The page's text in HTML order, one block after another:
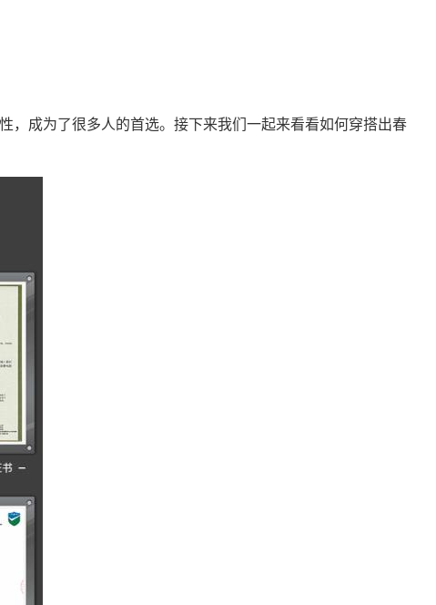
，成为了很多人的首选。接下来我们一起来看看如何穿搭出春